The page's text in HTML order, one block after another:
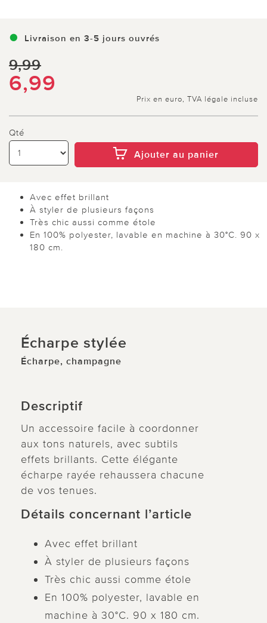
Livraison en 3-5 jours ouvrés
9,99
6,99
Prix en euro, TVA légale incluse
Qté
Ajouter au panier
Avec effet brillant
À styler de plusieurs façons
Très chic aussi comme étole
En 100% polyester, lavable en machine à 30°C. 90 x
180 cm.
Écharpe stylée
Écharpe, champagne
Descriptif
Un accessoire facile à coordonner
aux tons naturels, avec subtils
effets brillants. Cette élégante
écharpe rayée rehaussera chacune
de vos tenues.
Détails concernant l’article
Avec effet brillant
À styler de plusieurs façons
Très chic aussi comme étole
En 100% polyester, lavable en
machine à 30°C. 90 x 180 cm.